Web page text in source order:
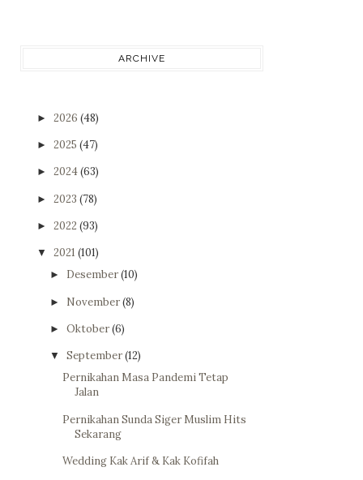
ARCHIVE
► 2026 (48)
► 2025 (47)
► 2024(63)
► 2023 (78)
► 2022 (93)
▼ 2021 (101)
► Desember(10)
► November(8)
► Oktober(6)
▼ September(12)
Pernikahan Masa Pandemi Tetap
Jalan
Pernikahan Sunda Siger Muslim Hits
Sekarang
Wedding Kak Arif & Kak Kofifah